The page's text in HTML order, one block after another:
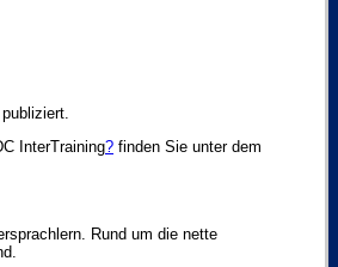
InterTraining? finden Sie unter dem
Rund um die nette